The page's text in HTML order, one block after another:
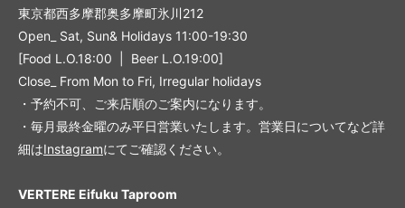
東京都西多摩郡奥多摩町氷川212
Open_ Sat, Sun& Holidays 11:00-19:30
[Food L.O.18:00 | Beer L.O.19:00]
Close_ From Mon to Fri, Irregular holidays
・予約不可、ご来店順のご案内になります。
・毎月最終金曜のみ平日営業いたします。営業日についてなど詳
細はInstagramにてご確認ください。
VERTERE Eifuku Taproom